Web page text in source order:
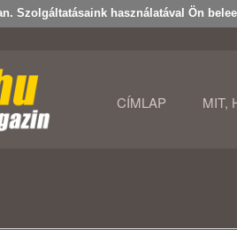
Szolgáltatásaink használatával Ön
CÍMLAP MIT,